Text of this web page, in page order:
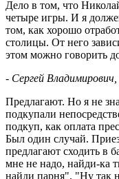
Дело в том, что
четыре игры. И я
том, как хорошо
столицы. От него
этом можно говорить
- Сергей
Предлагают. Но я не
подкупали
подкуп, как оплата
Был один случай.
предлагают сходить в
мне не надо, найди-ка
найди парня". "Ну так